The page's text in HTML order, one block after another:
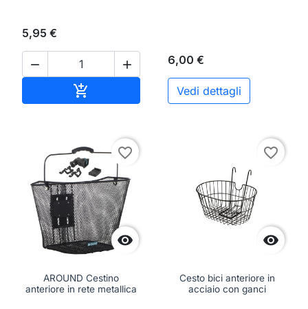
5,95 €
 
 Aggiungi al carrello
6,00 €
Vedi dettagli

favorite_border
AROUND Cestino
anteriore in rete metallica

favorite_border
Cesto bici anteriore in
acciaio con ganci